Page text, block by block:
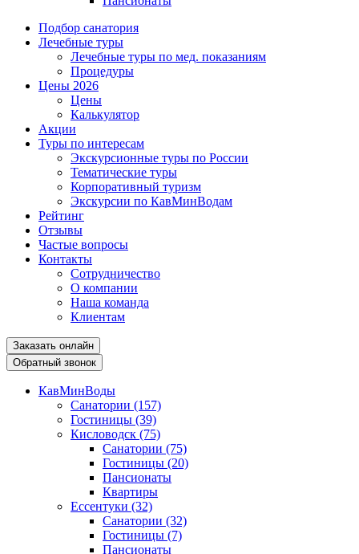
Подбор санатория
Лечебные туры
Лечебные туры по мед. показаниям
Процедуры
Цены 2026
Цены
Калькулятор
Акции
Туры по интересам
Экскурсионные туры по России
Тематические туры
Корпоративный туризм
Экскурсии по КавМинВодам
Рейтинг
Отзывы
Частые вопросы
Контакты
Сотрудничество
О компании
Наша команда
Клиентам
Заказать онлайн
Обратный звонок
КавМинВоды
Санатории (157)
Гостиницы (39)
Кисловодск (75)
Санатории (75)
Гостиницы (20)
Пансионаты
Квартиры
Ессентуки (32)
Санатории (32)
Гостиницы (7)
Пансионаты